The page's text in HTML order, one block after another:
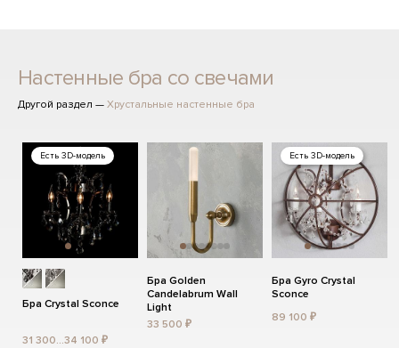
Настенные бра со свечами
Другой раздел — Хрустальные настенные бра
Есть 3D-модель
Бра Crystal Sconce
31 300...34 100 ₽
Бра Golden
Candelabrum Wall
Light
33 500 ₽
Есть 3D-модель
Бра Gyro Crystal
Sconce
89 100 ₽